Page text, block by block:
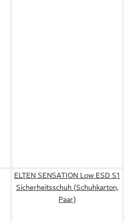
ELTEN SENSATION Low ESD S1
Sicherheitsschuh (Schuhkarton,
Paar)